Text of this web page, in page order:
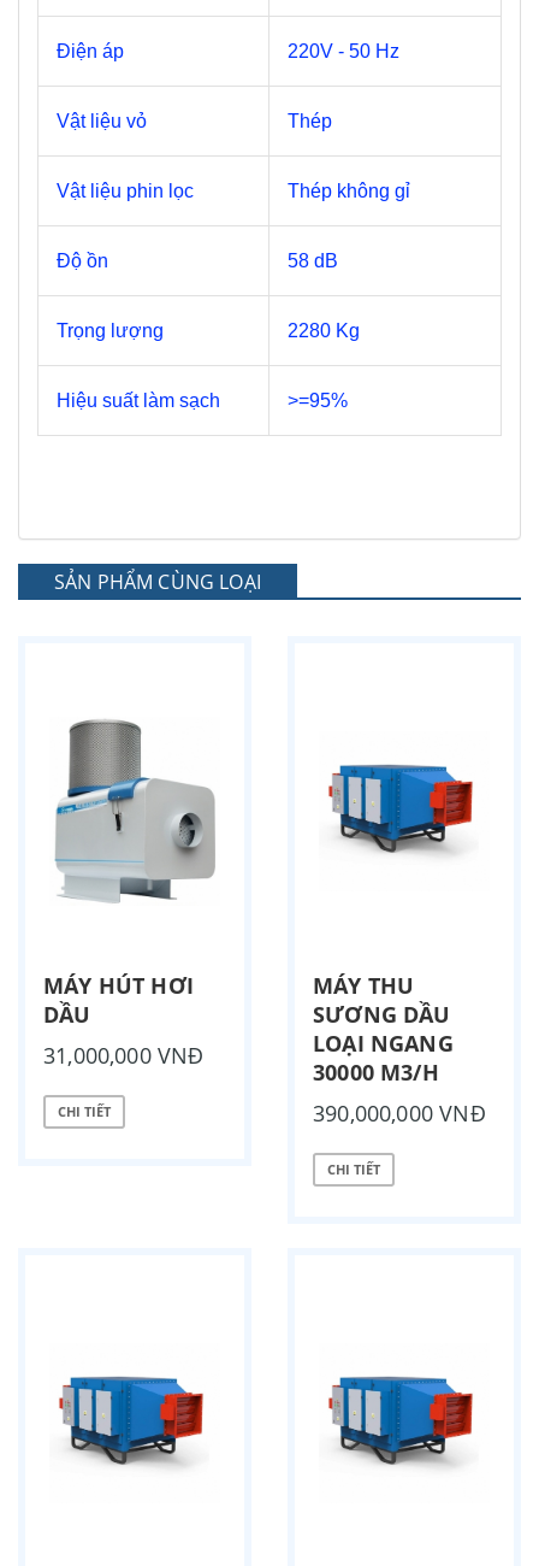
Điện áp 220V - 50 Hz
Vật liệu vỏ Thép
Vật liệu phin lọc Thép không gỉ
Độ ồn 58 dB
Trọng lượng 2280 Kg
Hiệu suất làm sạch >=95%
SẢN PHẨM CÙNG LOẠI
MÁY HÚT HƠI
DẦU
31,000,000 VNĐ
CHI TIẾT
MÁY THU
SƯƠNG DẦU
LOẠI NGANG
30000 M3/H
390,000,000 VNĐ
CHI TIẾT